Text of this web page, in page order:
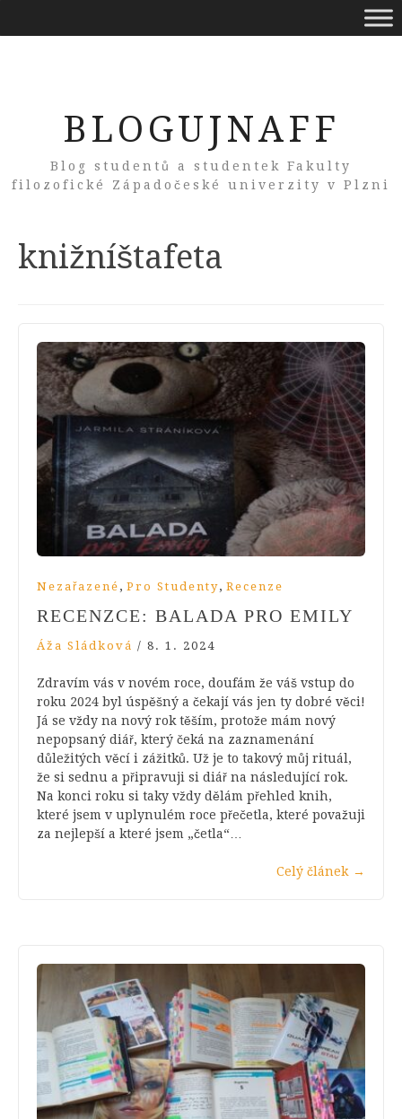
BLOGUJNAFF
Blog studentů a studentek Fakulty
filozofické Západočeské univerzity v Plzni
Tag:
knižníštafeta
Nezařazené , Pro Studenty, Recenze
RECENZCE: BALADA PRO EMILY
Áža Sládková / 8. 1. 2024
Zdravím vás v novém roce, doufám že váš vstup do
roku 2024 byl úspěšný a čekají vás jen ty dobré věci!
Já se vždy na nový rok těším, protože mám nový
nepopsaný diář, který čeká na zaznamenání
důležitých věcí i zážitků. Už je to takový můj rituál,
že si sednu a připravuji si diář na následující rok.
Na konci roku si taky vždy dělám přehled knih,
které jsem v uplynulém roce přečetla, které považuji
za nejlepší a které jsem „četla“…
Celý článek →